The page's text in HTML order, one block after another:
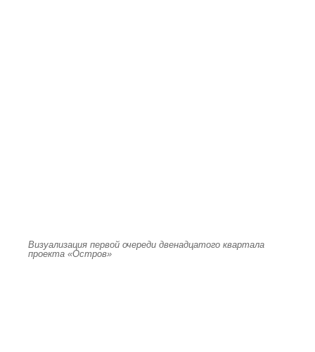
Визуализация первой очереди двенадцатого квартала
проекта «Остров»